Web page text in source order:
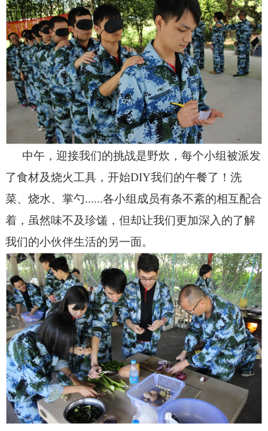
中午，迎接我们的挑战是野炊，每个小组被派发
了食材及烧火工具，开始DIY我们的午餐了！洗
菜、烧水、掌勺......各小组成员有条不紊的相互配合
着，虽然味不及珍馐，但却让我们更加深入的了解
我们的小伙伴生活的另一面。